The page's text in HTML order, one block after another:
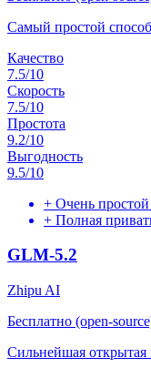
Самый простой способ
Качество
7.5/10
Скорость
7.5/10
Простота
9.2/10
Выгодность
9.5/10
+ Очень простой
+ Полная
GLM-5.2
Zhipu AI
Бесплатно (open-
Сильнейшая открытая